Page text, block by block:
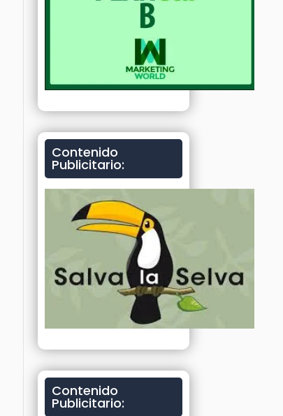
Contenido
Publicitario:
Contenido
Publicitario: